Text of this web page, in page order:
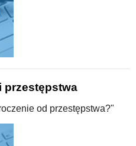
przestępstwa
od przestępstwa?"